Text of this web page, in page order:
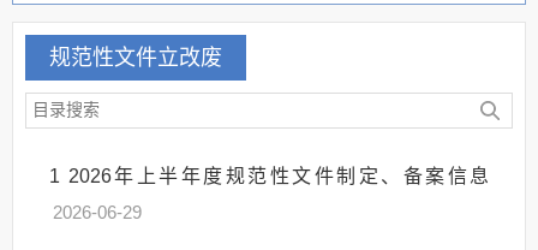
规范性文件立改废
1 2026年上半年度规范性文件制定、备案信息
2026-06-29